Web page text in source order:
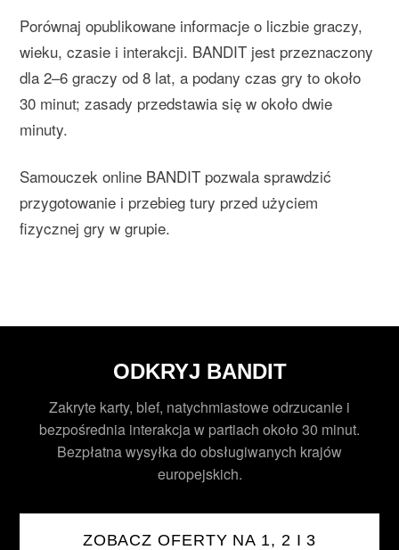
Porównaj opublikowane informacje o liczbie graczy,
wieku, czasie i interakcji. BANDIT jest przeznaczony
dla 2–6 graczy od 8 lat, a podany czas gry to około
30 minut; zasady przedstawia się w około dwie
minuty.
Samouczek online BANDIT pozwala sprawdzić
przygotowanie i przebieg tury przed użyciem
fizycznej gry w grupie.
ODKRYJ BANDIT
Zakryte karty, blef, natychmiastowe odrzucanie i
bezpośrednia interakcja w partiach około 30 minut.
Bezpłatna wysyłka do obsługiwanych krajów
europejskich.
ZOBACZ OFERTY NA 1, 2 I 3